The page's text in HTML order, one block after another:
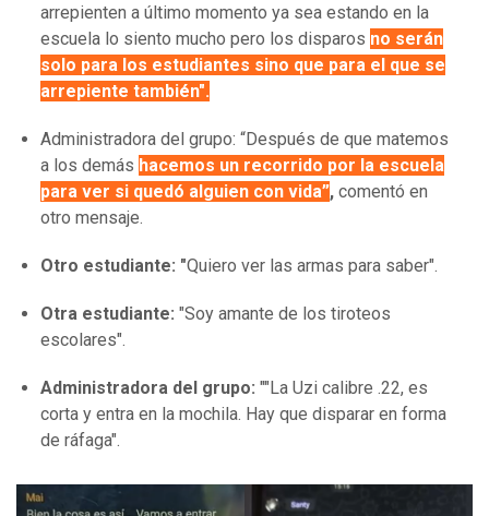
arrepienten a último momento ya sea estando en la
escuela lo siento mucho pero los disparos no serán
solo para los estudiantes sino que para el que se
arrepiente también".
Administradora del grupo: “Después de que matemos
a los demás hacemos un recorrido por la escuela
para ver si quedó alguien con vida”, comentó en
otro mensaje.
Otro estudiante: "Quiero ver las armas para saber".
Otra estudiante: "Soy amante de los tiroteos
escolares".
Administradora del grupo: ""La Uzi calibre .22, es
corta y entra en la mochila. Hay que disparar en forma
de ráfaga".